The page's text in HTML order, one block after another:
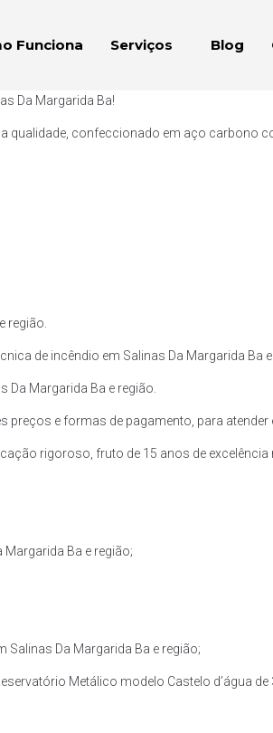
Funciona Serviços Blog
Da Margarida Ba!
confeccionado em aço carbono
região.
de incêndio em Salinas Da Margarida Ba e
Margarida Ba e região.
e formas de pagamento, para atender
rigoroso, fruto de 15 anos de excelência
Ba e região;
Da Margarida Ba e região;
Metálico modelo Castelo d’água